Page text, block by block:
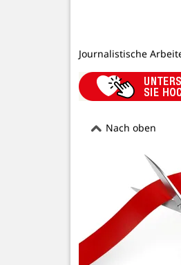
Journalistische
Nach oben